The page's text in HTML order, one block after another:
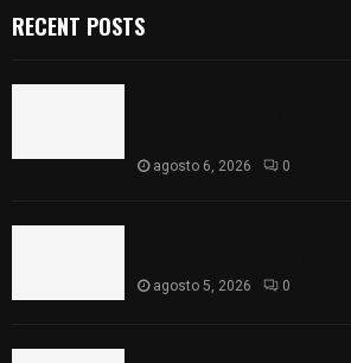
RECENT POSTS
agosto 6, 2026 0
agosto 5, 2026 0